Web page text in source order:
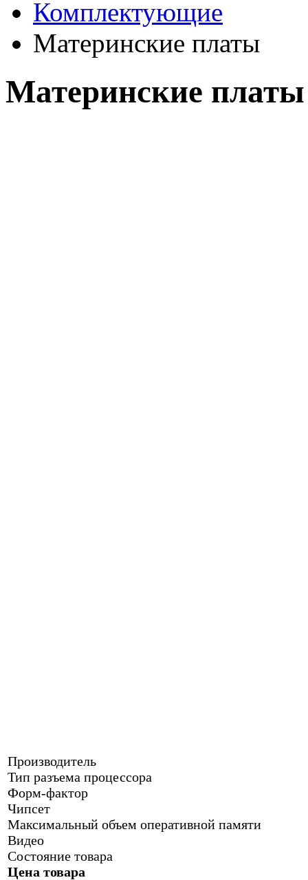
Комплектующие
Материнские платы
Материнские платы
Производитель
Тип разъема процессора
Форм-фактор
Чипсет
Maксимальный объем оперативной памяти
Видео
Состояние товара
Цена товара